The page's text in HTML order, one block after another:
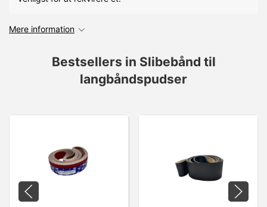
Mere information
Bestsellers in Slibebånd til
langbåndspudser